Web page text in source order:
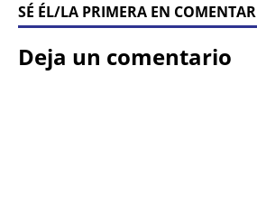
SÉ ÉL/LA PRIMERA EN COMENTAR
Deja un comentario